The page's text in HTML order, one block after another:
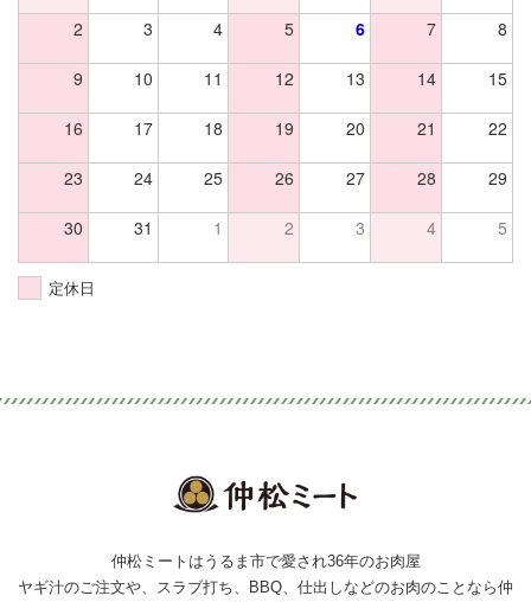
2 3 4 5 6 7 8
9 10 11 12 13 14 15
16 17 18 19 20 21 22
23 24 25 26 27 28 29
30 31 1 2 3 4 5
定休日
仲松ミートはうるま市で愛され36年のお肉屋
ヤギ汁のご注文や、スラブ打ち、BBQ、仕出しなどのお肉のことなら仲